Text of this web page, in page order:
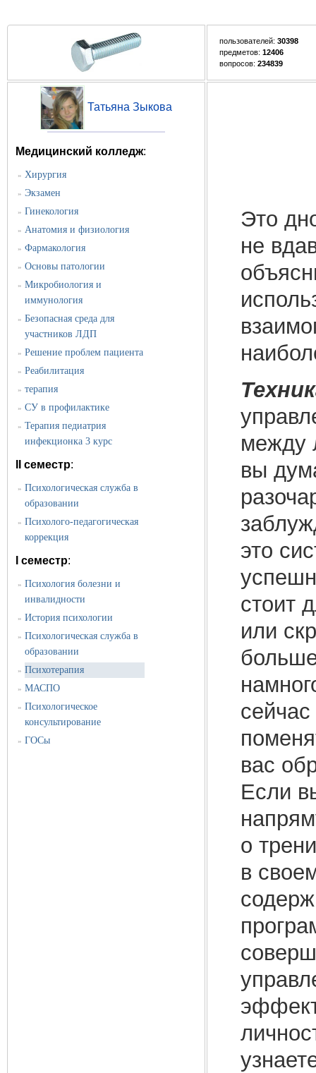
пользователей: 30398
предметов: 12406
вопросов: 234839
Татьяна Зыкова
Медицинский колледж:
» Хирургия
» Экзамен
» Гинекология
» Анатомия и физиология
» Фармакология
» Основы патологии
» Микробиология и
иммунология
» Безопасная среда для
участников ЛДП
» Решение проблем пациента
» Реабилитация
» терапия
» СУ в профилактике
» Терапия педиатрия
инфекционка 3 курс
II семестр:
» Психологическая служба в
образовании
» Психолого-педагогическая
коррекция
I семестр:
» Психология болезни и
инвалидности
» История психологии
» Психологическая служба в
образовании
» Психотерапия
» МАСПО
» Психологическое
консультирование
» ГОСы
Это
не
между
вы
это
стоит
или
сейчас
вас
Если
о
в